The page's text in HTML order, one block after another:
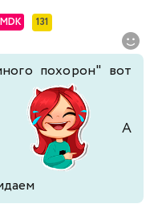
131
похорон" вот
А